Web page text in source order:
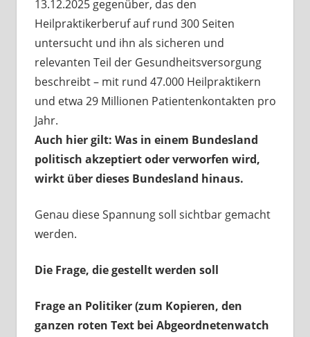
13.12.2025 gegenüber, das den
Heilpraktikerberuf auf rund 300 Seiten
untersucht und ihn als sicheren und
relevanten Teil der Gesundheitsversorgung
beschreibt – mit rund 47.000 Heilpraktikern
und etwa 29 Millionen Patientenkontakten pro
Jahr.
Auch hier gilt: Was in einem Bundesland
politisch akzeptiert oder verworfen wird,
wirkt über dieses Bundesland hinaus.
Genau diese Spannung soll sichtbar gemacht
werden.
Die Frage, die gestellt werden soll
Frage an Politiker (zum Kopieren, den
ganzen roten Text bei Abgeordnetenwatch